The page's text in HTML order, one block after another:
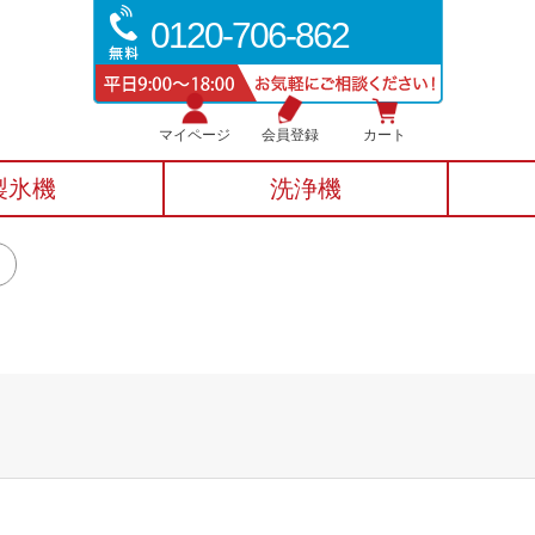
0120-706-862
マイページ 会員登録 カート
氷機 洗浄機